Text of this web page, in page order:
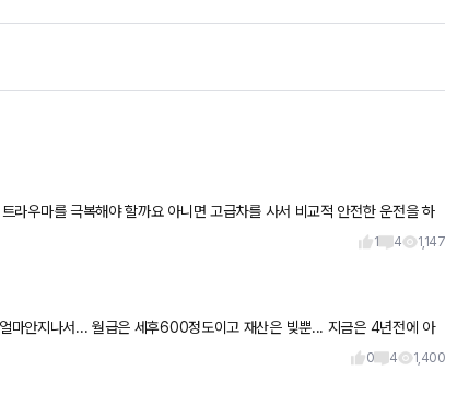
요 아니면 고급차를 사서 비교적 안전한 운전을 하
1 4 1,147
0 4 1,400